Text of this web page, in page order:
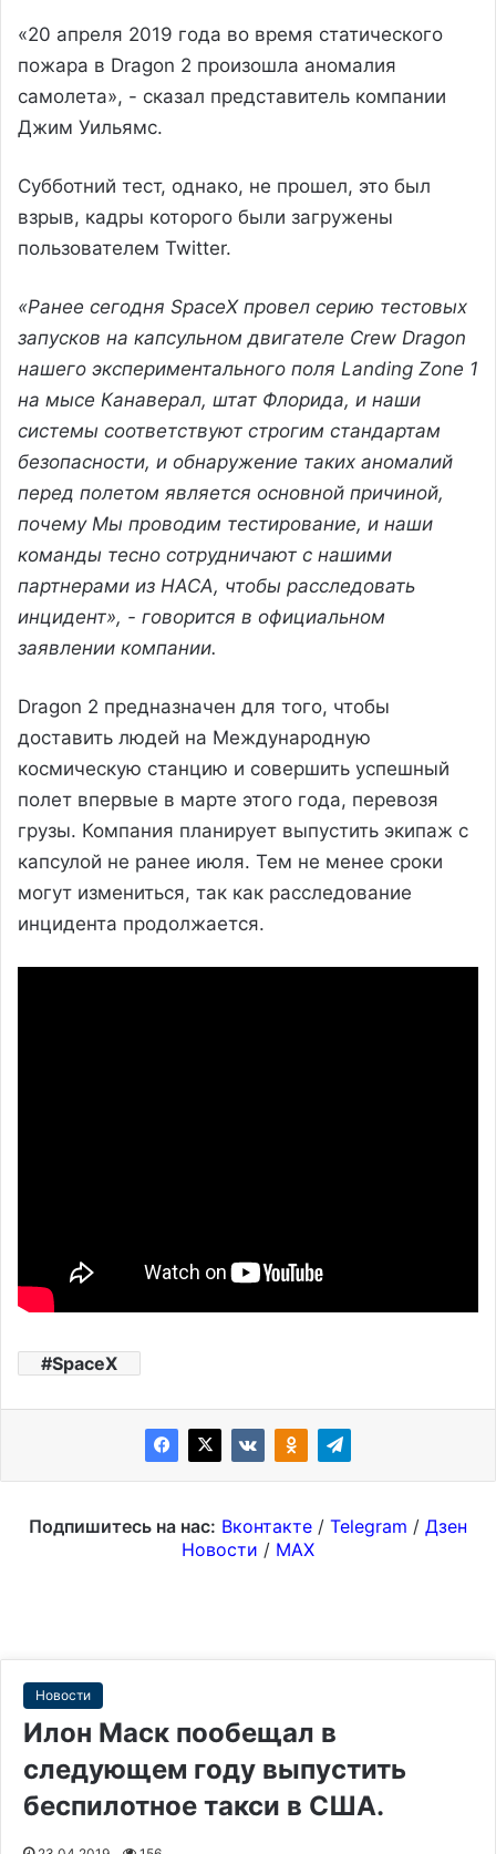
«20 апреля 2019 года во время статического
пожара в Dragon 2 произошла аномалия
самолета», - сказал представитель компании
Джим Уильямс.
Субботний тест, однако, не прошел, это был
взрыв, кадры которого были загружены
пользователем Twitter.
«Ранее сегодня SpaceX провел серию тестовых
запусков на капсульном двигателе Crew Dragon
нашего экспериментального поля Landing Zone 1
на мысе Канаверал, штат Флорида, и наши
системы соответствуют строгим стандартам
безопасности, и обнаружение таких аномалий
перед полетом является основной причиной,
почему Мы проводим тестирование, и наши
команды тесно сотрудничают с нашими
партнерами из НАСА, чтобы расследовать
инцидент», - говорится в официальном
заявлении компании.
Dragon 2 предназначен для того, чтобы
доставить людей на Международную
космическую станцию ​​и совершить успешный
полет впервые в марте этого года, перевозя
грузы. Компания планирует выпустить экипаж с
капсулой не ранее июля. Тем не менее сроки
могут измениться, так как расследование
инцидента продолжается.
SpaceX
Подпишитесь на нас: Вконтакте / Telegram / Дзен
Новости / MAX